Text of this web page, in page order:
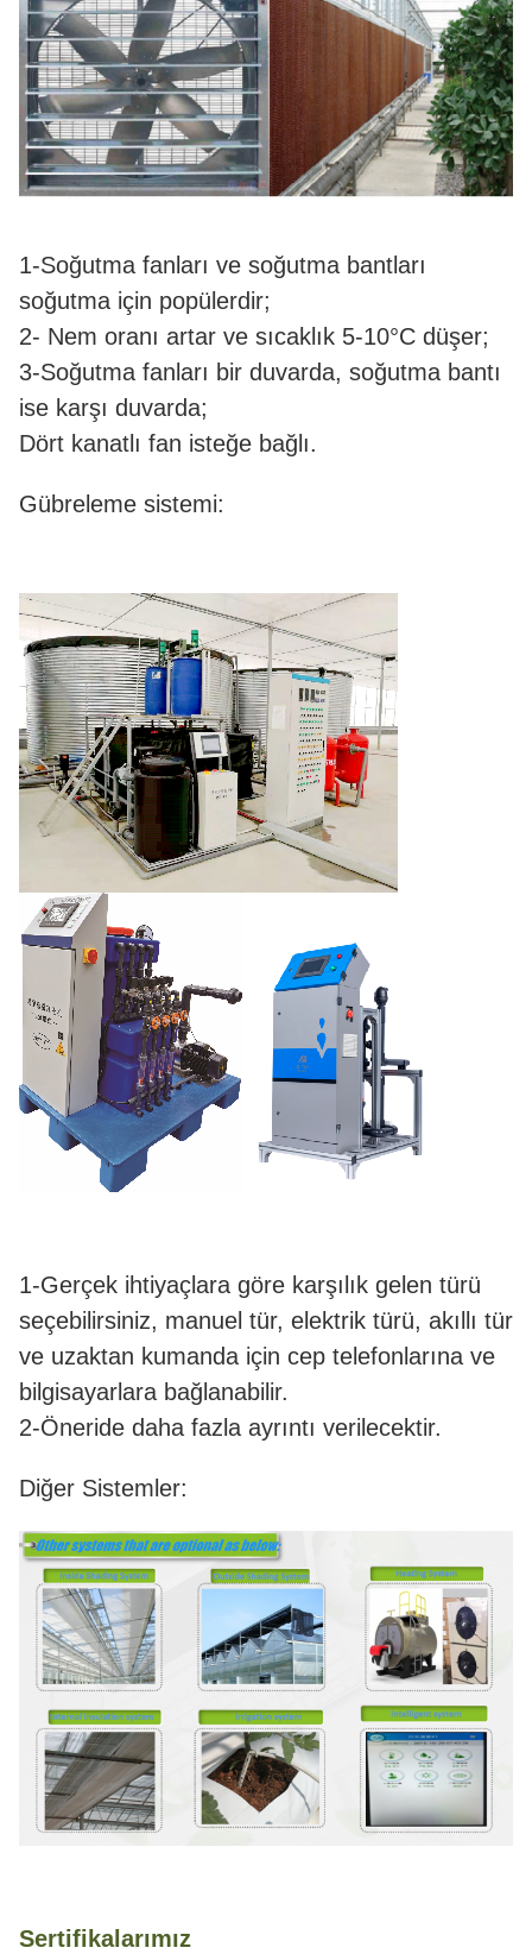
1-Soğutma fanları ve soğutma bantları
soğutma için popülerdir;
2- Nem oranı artar ve sıcaklık 5-10°C düşer;
3-Soğutma fanları bir duvarda, soğutma bantı
ise karşı duvarda;
Dört kanatlı fan isteğe bağlı.
Gübreleme sistemi:
1-Gerçek ihtiyaçlara göre karşılık gelen türü
seçebilirsiniz, manuel tür, elektrik türü, akıllı tür
ve uzaktan kumanda için cep telefonlarına ve
bilgisayarlara bağlanabilir.
2-Öneride daha fazla ayrıntı verilecektir.
Diğer Sistemler:
Sertifikalarımız